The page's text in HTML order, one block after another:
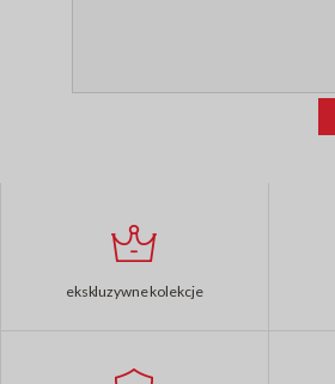
ekskluzywne kolekcje